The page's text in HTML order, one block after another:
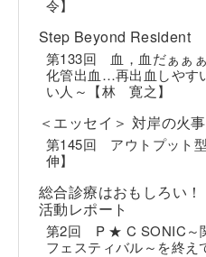
令】
Step Beyond Resident
第133回 血，血だぁぁ
化管出血…再出血しやす
い人～【林 寛之】
＜エッセイ＞ 対岸の火
第145回 アウトプット
伸】
総合診療はおもしろい
活動レポート
第2回 P ★ C SONIC～
フェスティバル～を終え